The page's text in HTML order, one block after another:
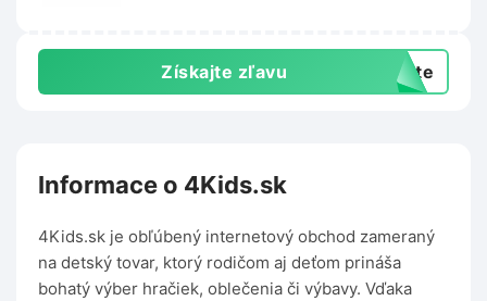
Získajte zľavu exte
Informace o 4Kids.sk
4Kids.sk je obľúbený internetový obchod zameraný
na detský tovar, ktorý rodičom aj deťom prináša
bohatý výber hračiek, oblečenia či výbavy. Vďaka